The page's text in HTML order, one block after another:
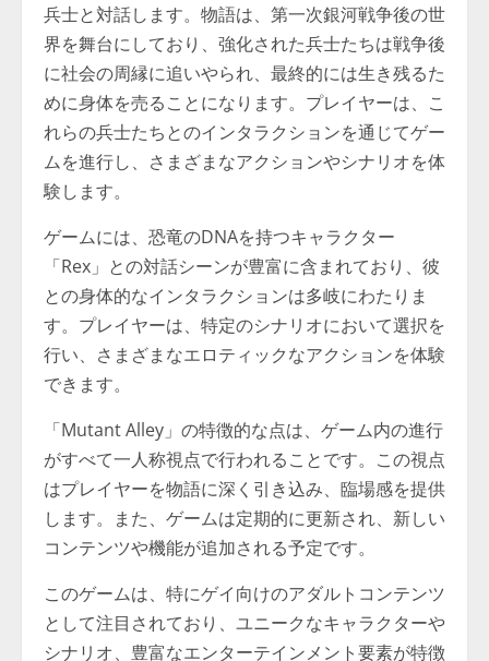
兵士と対話します。物語は、第一次銀河戦争後の世
界を舞台にしており、強化された兵士たちは戦争後
に社会の周縁に追いやられ、最終的には生き残るた
めに身体を売ることになります。プレイヤーは、こ
れらの兵士たちとのインタラクションを通じてゲー
ムを進行し、さまざまなアクションやシナリオを体
験します。
ゲームには、恐竜のDNAを持つキャラクター
「Rex」との対話シーンが豊富に含まれており、彼
との身体的なインタラクションは多岐にわたりま
す。プレイヤーは、特定のシナリオにおいて選択を
行い、さまざまなエロティックなアクションを体験
できます。
「Mutant Alley」の特徴的な点は、ゲーム内の進行
がすべて一人称視点で行われることです。この視点
はプレイヤーを物語に深く引き込み、臨場感を提供
します。また、ゲームは定期的に更新され、新しい
コンテンツや機能が追加される予定です。
このゲームは、特にゲイ向けのアダルトコンテンツ
として注目されており、ユニークなキャラクターや
シナリオ、豊富なエンターテインメント要素が特徴